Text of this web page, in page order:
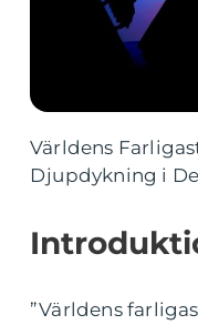
Världens
Djupdykning i
”Världens